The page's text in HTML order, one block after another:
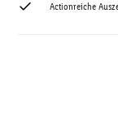
Actionreiche